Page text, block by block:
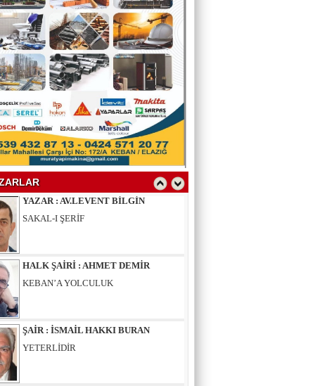
YAZAR : ALİ OĞUZ
“BEN YUNUSUM OKYANUSLARDAN
GELİYORUM”
YAZAR : SELAHATTİN YALÇINER
YAZAR : AV.LEVENT BİLGİN
SAKAL-I ŞERİF
HALK ŞAİRİ : AHMET DEMİR
KEBAN’A YOLCULUK
ŞAİR : İSMAİL HAKKI BURAN
YETERLİDİR
EĞİTİMCİ - ŞAİR : MUSTAFA ERGAN
KADIN VAR